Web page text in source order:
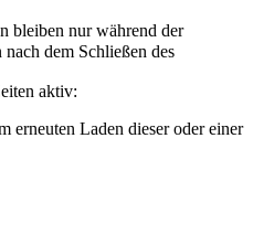
bleiben nur während der
dem Schließen des
aktiv:
erneuten Laden dieser oder einer